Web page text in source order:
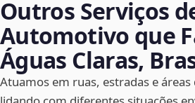
Outros Serviços
Automotivo que
Águas Claras,
Atuamos em ruas, estradas e